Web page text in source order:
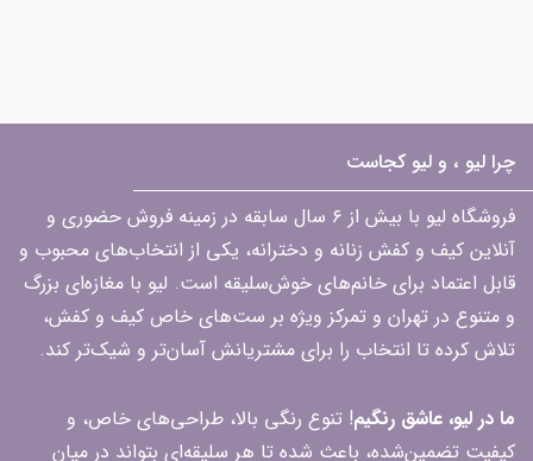
چرا لیو ، و لیو کجاست
فروشگاه لیو با بیش از ۶ سال سابقه در زمینه فروش حضوری و
آنلاین کیف و کفش زنانه و دخترانه، یکی از انتخاب‌های محبوب و
قابل اعتماد برای خانم‌های خوش‌سلیقه است. لیو با مغازه‌ای بزرگ
و متنوع در تهران و تمرکز ویژه بر ست‌های خاص کیف و کفش،
تلاش کرده تا انتخاب را برای مشتریانش آسان‌تر و شیک‌تر کند.
ما در لیو، عاشق رنگیم! تنوع رنگی بالا، طراحی‌های خاص، و
کیفیت تضمین‌شده، باعث شده تا هر سلیقه‌ای بتواند در میان